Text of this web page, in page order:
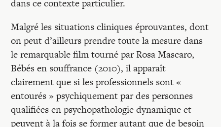
dans ce contexte particulier.
Malgré les situations cliniques éprouvantes, dont
on peut d’ailleurs prendre toute la mesure dans
le remarquable film tourné par Rosa Mascaro,
Bébés en souffrance (2010), il apparaît
clairement que si les professionnels sont «
entourés » psychiquement par des personnes
qualifiées en psychopathologie dynamique et
peuvent à la fois se former autant que de besoin